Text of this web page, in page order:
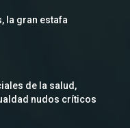
la gran estafa
de la salud,
nudos críticos